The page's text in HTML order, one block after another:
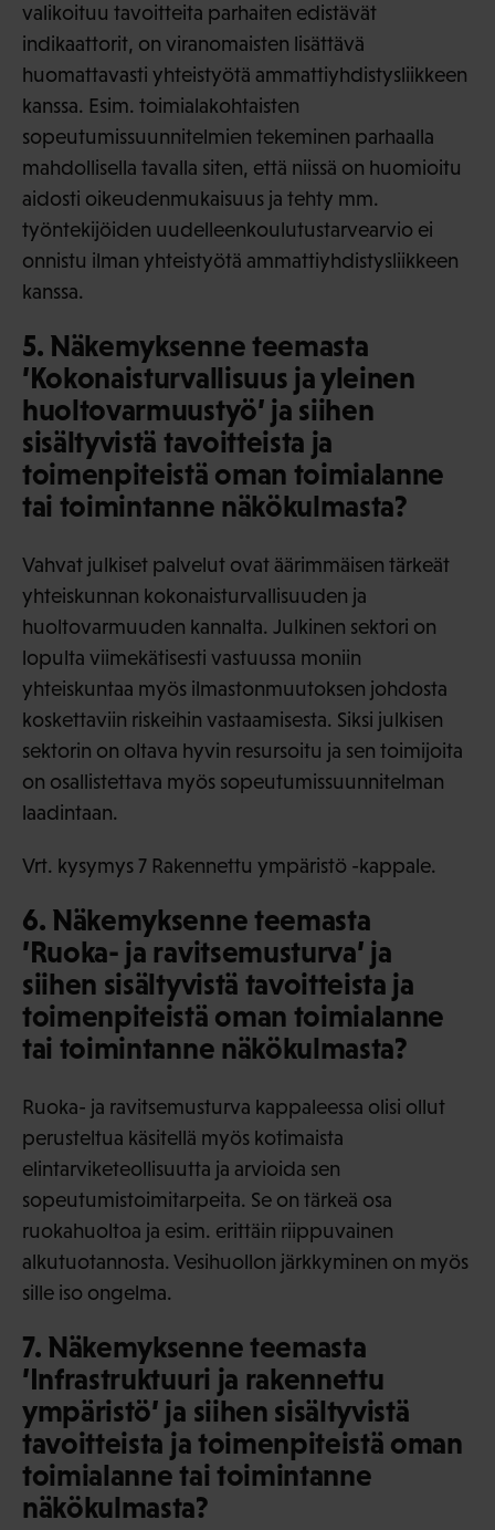
valikoituu tavoitteita parhaiten edistävät
indikaattorit, on viranomaisten lisättävä
huomattavasti yhteistyötä ammattiyhdistysliikkeen
kanssa. Esim. toimialakohtaisten
sopeutumissuunnitelmien tekeminen parhaalla
mahdollisella tavalla siten, että niissä on huomioitu
aidosti oikeudenmukaisuus ja tehty mm.
työntekijöiden uudelleenkoulutustarvearvio ei
onnistu ilman yhteistyötä ammattiyhdistysliikkeen
kanssa.
5. Näkemyksenne teemasta
’Kokonaisturvallisuus ja yleinen
huoltovarmuustyö’ ja siihen
sisältyvistä tavoitteista ja
toimenpiteistä oman toimialanne
tai toimintanne näkökulmasta?
Vahvat julkiset palvelut ovat äärimmäisen tärkeät
yhteiskunnan kokonaisturvallisuuden ja
huoltovarmuuden kannalta. Julkinen sektori on
lopulta viimekätisesti vastuussa moniin
yhteiskuntaa myös ilmastonmuutoksen johdosta
koskettaviin riskeihin vastaamisesta. Siksi julkisen
sektorin on oltava hyvin resursoitu ja sen toimijoita
on osallistettava myös sopeutumissuunnitelman
laadintaan.
Vrt. kysymys 7 Rakennettu ympäristö -kappale.
6. Näkemyksenne teemasta
’Ruoka- ja ravitsemusturva’ ja
siihen sisältyvistä tavoitteista ja
toimenpiteistä oman toimialanne
tai toimintanne näkökulmasta?
Ruoka- ja ravitsemusturva kappaleessa olisi ollut
perusteltua käsitellä myös kotimaista
elintarviketeollisuutta ja arvioida sen
sopeutumistoimitarpeita. Se on tärkeä osa
ruokahuoltoa ja esim. erittäin riippuvainen
alkutuotannosta. Vesihuollon järkkyminen on myös
sille iso ongelma.
7. Näkemyksenne teemasta
’Infrastruktuuri ja rakennettu
ympäristö’ ja siihen sisältyvistä
tavoitteista ja toimenpiteistä oman
toimialanne tai toimintanne
näkökulmasta?